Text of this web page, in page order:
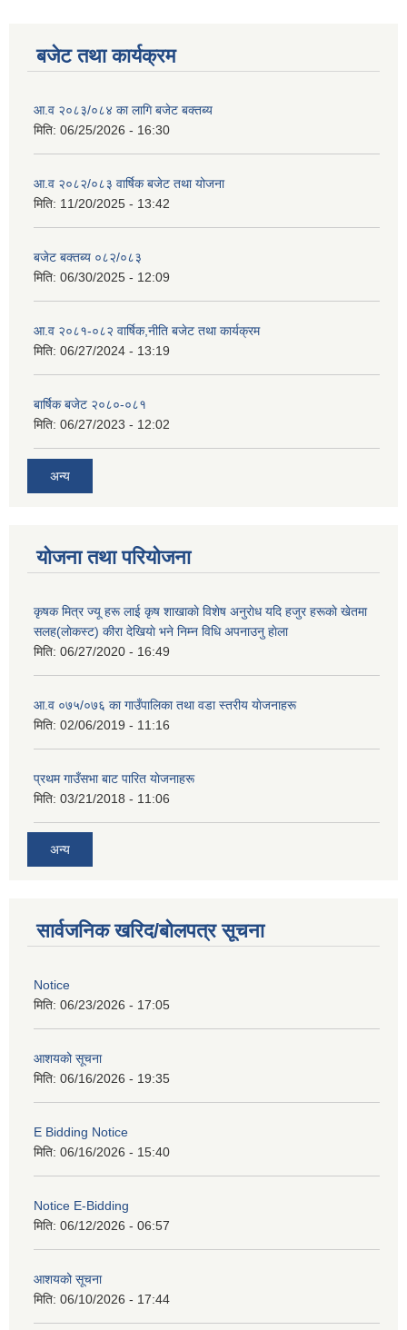
बजेट तथा कार्यक्रम
आ.व २०८३/०८४ का लागि बजेट बक्तब्य
मिति: 06/25/2026 - 16:30
आ.व २०८२/०८३ वार्षिक बजेट तथा योजना
मिति: 11/20/2025 - 13:42
बजेट बक्तब्य ०८२/०८३
मिति: 06/30/2025 - 12:09
आ.व २०८१-०८२ वार्षिक,नीति बजेट तथा कार्यक्रम
मिति: 06/27/2024 - 13:19
बार्षिक बजेट २०८०-०८१
मिति: 06/27/2023 - 12:02
अन्य
योजना तथा परियोजना
कृषक मित्र ज्यू हरू लाई कृष शाखाकाे विशेष अनुराेध यदि हजुर हरूकाे खेतमा
सलह(लाेकस्ट) कीरा देखियाे भने निम्न विधि अपनाउनु हाेला
मिति: 06/27/2020 - 16:49
आ‍.व ०७५/०७६ का गाउँपालिका तथा वडा स्तरीय याेजनाहरू
मिति: 02/06/2019 - 11:16
प्रथम गाउँसभा बाट पारित याेजनाहरू
मिति: 03/21/2018 - 11:06
अन्य
सार्वजनिक खरिद/बोलपत्र सूचना
Notice
मिति: 06/23/2026 - 17:05
आशयको सूचना
मिति: 06/16/2026 - 19:35
E Bidding Notice
मिति: 06/16/2026 - 15:40
Notice E-Bidding
मिति: 06/12/2026 - 06:57
आशयको सूचना
मिति: 06/10/2026 - 17:44